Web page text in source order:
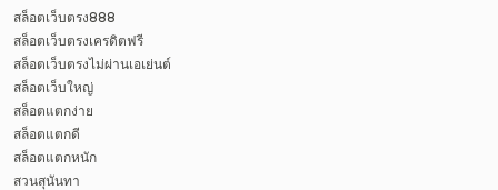
สล็อตเว็บตรง888
สล็อตเว็บตรงเครดิตฟรี
สล็อตเว็บตรงไม่ผ่านเอเย่นต์
สล็อตเว็บใหญ่
สล็อตแตกง่าย
สล็อตแตกดี
สล็อตแตกหนัก
สวนสุนันทา